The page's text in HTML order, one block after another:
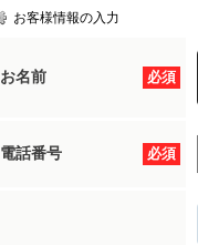
お客様情報の入力
必須
お名前
必須
電話番号